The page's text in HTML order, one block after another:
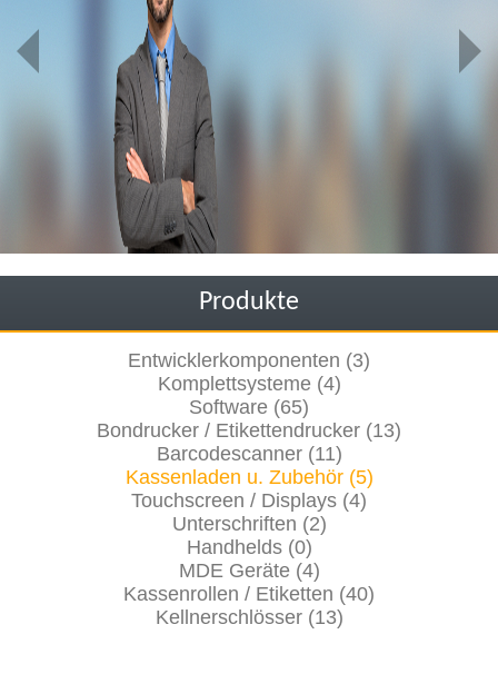
Produkte
Entwicklerkomponenten (3)
Komplettsysteme (4)
Software (65)
Bondrucker / Etikettendrucker (13)
Barcodescanner (11)
Kassenladen u. Zubehör (5)
Touchscreen / Displays (4)
Unterschriften (2)
Handhelds (0)
MDE Geräte (4)
Kassenrollen / Etiketten (40)
Kellnerschlösser (13)